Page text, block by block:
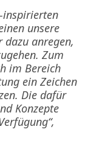
inspirierten
unsere
dazu anregen,
Zum
im Bereich
ein Zeichen
Die dafür
Konzepte